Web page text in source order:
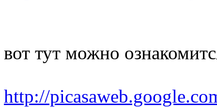
вот тут можно
http://